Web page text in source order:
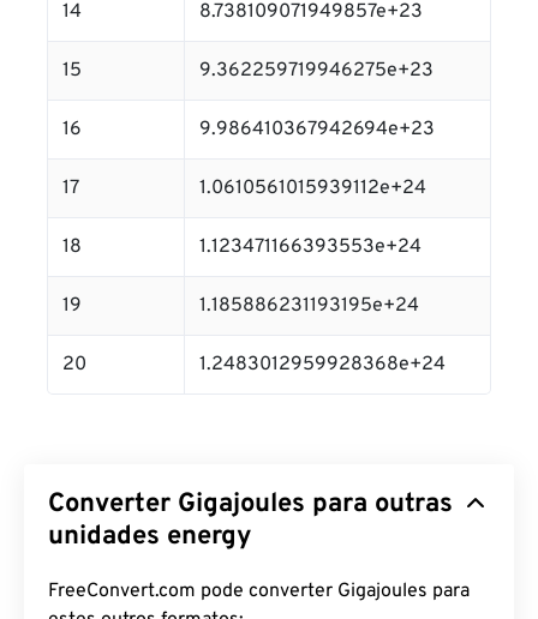
14 8.738109071949857e+23
15 9.362259719946275e+23
16 9.986410367942694e+23
17 1.0610561015939112e+24
18 1.123471166393553e+24
19 1.185886231193195e+24
20 1.2483012959928368e+24
Converter Gigajoules para outras
unidades energy
FreeConvert.com pode converter Gigajoules para